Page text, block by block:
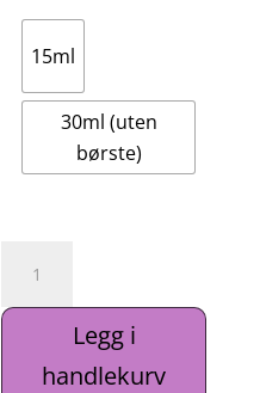
15ml
30ml (uten
børste)
Smart
Gel
antall
Legg i
handlekurv